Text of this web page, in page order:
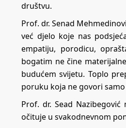
društvu.
Prof. dr. Senad
već djelo koje nas
empatiju, porodicu,
bogatim ne čine
budućem svijetu. Toplo
poruku koja ne govori
Prof. dr. Sead
očituje u svakodnevnom